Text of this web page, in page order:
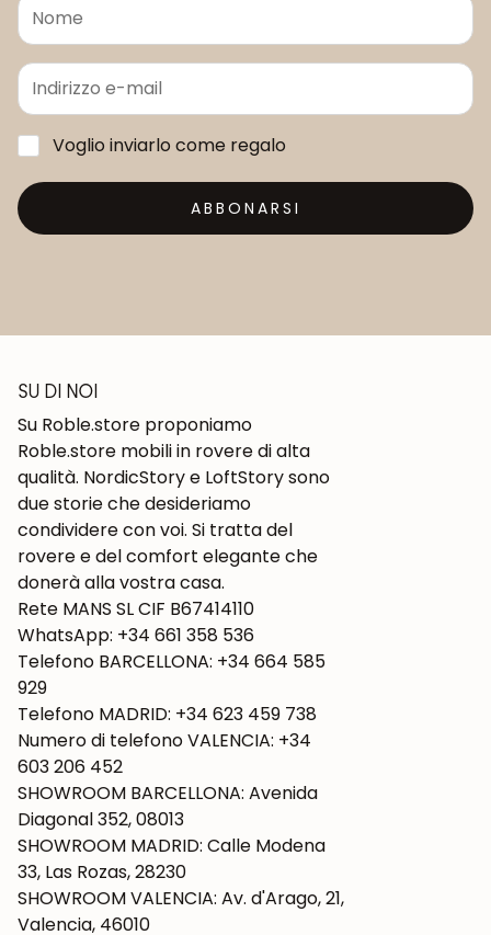
Voglio inviarlo come regalo
ABBONARSI
SU DI NOI
Su Roble.store proponiamo
Roble.store mobili in rovere di alta
qualità. NordicStory e LoftStory sono
due storie che desideriamo
condividere con voi. Si tratta del
rovere e del comfort elegante che
donerà alla vostra casa.
Rete MANS SL CIF B67414110
WhatsApp: +34 661 358 536
Telefono BARCELLONA: +34 664 585
929
Telefono MADRID: +34 623 459 738
Numero di telefono VALENCIA: +34
603 206 452
SHOWROOM BARCELLONA: Avenida
Diagonal 352, 08013
SHOWROOM MADRID: Calle Modena
33, Las Rozas, 28230
SHOWROOM VALENCIA: Av. d'Arago, 21,
Valencia, 46010